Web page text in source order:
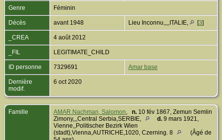
Genre Féminin
Décès avant 1948 Lieu Inconnu,,,,ITALIE, [3]
_CREA 4 août 2012
_FIL LEGITIMATE_CHILD
ID personne 7329691 Amar base
Dernière
modif.
6 oct 2020
Famille AMAR Nachman, Salomon, n. 10 fév 1867, Zemun Semlin
Zimony,,,Central Serbia,SERBIE,
d. 9 mars 1921,
Vienne,,Politischer Bezirk Wien
(stadt),Vienna,AUTRICHE,1020, Czerning. 8
(Âgé de